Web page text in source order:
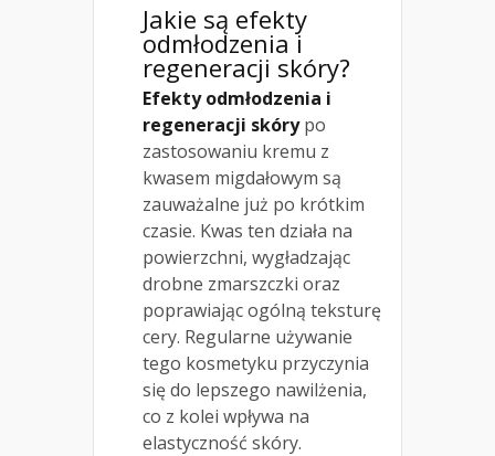
Jakie są efekty
odmłodzenia i
regeneracji skóry?
Efekty odmłodzenia i
regeneracji skórypo
zastosowaniu kremu z
kwasem migdałowym są
zauważalne już po krótkim
czasie. Kwas ten działa na
powierzchni, wygładzając
drobne zmarszczki oraz
poprawiając ogólną teksturę
cery. Regularne używanie
tego kosmetyku przyczynia
się do lepszego nawilżenia,
co z kolei wpływa na
elastyczność skóry.